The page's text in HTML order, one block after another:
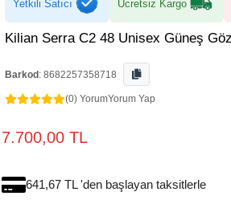
Yetkili Satıcı Ücretsiz Kargo
Kilian Serra C2 48 Unisex Güneş
Barkod : 8682257358718
(0) YorumYorum Yap
7.700,00 TL
641,67 TL 'den başlayan taksitlerle